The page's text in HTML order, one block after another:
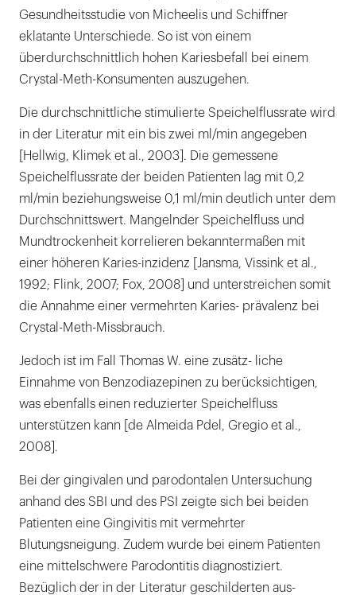
Gesundheitsstudie von Micheelis und Schiffner
eklatante Unterschiede. So ist von einem
überdurchschnittlich hohen Kariesbefall bei einem
Crystal-Meth-Konsumenten auszugehen.
Die durchschnittliche stimulierte Speichelflussrate wird
in der Literatur mit ein bis zwei ml/min angegeben
[Hellwig, Klimek et al., 2003]. Die gemessene
Speichelflussrate der beiden Patienten lag mit 0,2
ml/min beziehungsweise 0,1 ml/min deutlich unter dem
Durchschnittswert. Mangelnder Speichelfluss und
Mundtrockenheit korrelieren bekanntermaßen mit
einer höheren Karies-inzidenz [Jansma, Vissink et al.,
1992; Flink, 2007; Fox, 2008] und unterstreichen somit
die Annahme einer vermehrten Karies- prävalenz bei
Crystal-Meth-Missbrauch.
Jedoch ist im Fall Thomas W. eine zusätz- liche
Einnahme von Benzodiazepinen zu berücksichtigen,
was ebenfalls einen reduzierter Speichelfluss
unterstützen kann [de Almeida Pdel, Gregio et al.,
2008].
Bei der gingivalen und parodontalen Untersuchung
anhand des SBI und des PSI zeigte sich bei beiden
Patienten eine Gingivitis mit vermehrter
Blutungsneigung. Zudem wurde bei einem Patienten
eine mittelschwere Parodontitis diagnostiziert.
Bezüglich der in der Literatur geschilderten aus-